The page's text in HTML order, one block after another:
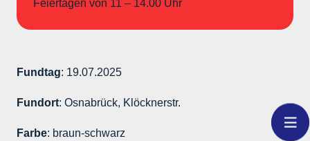
Feiertagen von 11 – 14.00 Uhr
Fundtag: 19.07.2025
Fundort: Osnabrück, Klöcknerstr.
Farbe: braun-schwarz